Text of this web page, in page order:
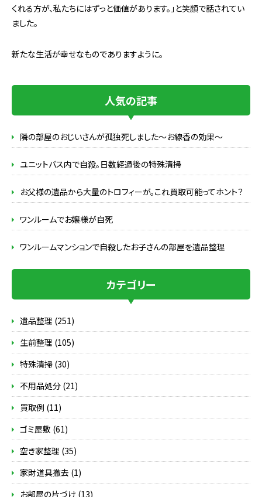
くれる方が、私たちにはずっと価値があります。」と笑顔で話されてい
ました。
新たな生活が幸せなものでありますように。
人気の記事
隣の部屋のおじいさんが孤独死しました～お線香の効果～
ユニットバス内で自殺。日数経過後の特殊清掃
お父様の遺品から大量のトロフィーが。これ買取可能ってホント？
ワンルームでお嬢様が自死
ワンルームマンションで自殺したお子さんの部屋を遺品整理
カテゴリー
遺品整理 (251)
生前整理 (105)
特殊清掃 (30)
不用品処分 (21)
買取例 (11)
ゴミ屋敷 (61)
空き家整理 (35)
家財道具撤去 (1)
お部屋の片づけ (13)